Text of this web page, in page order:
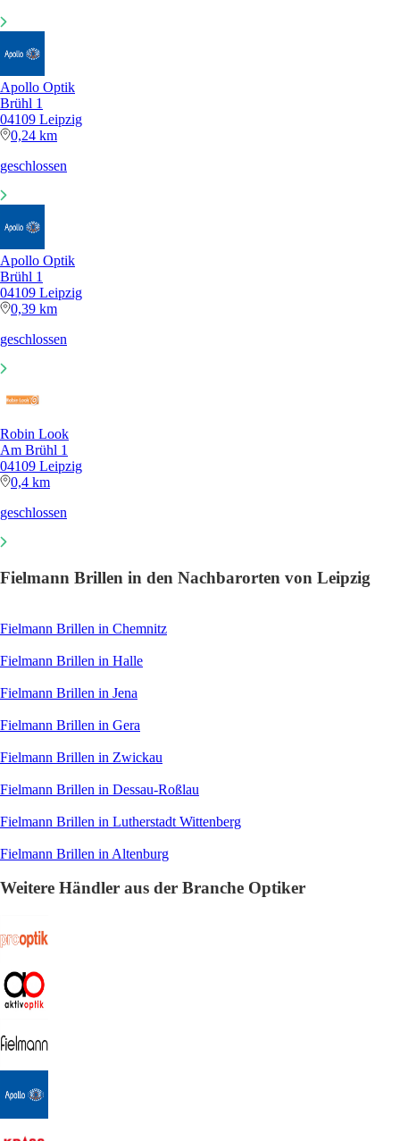
Apollo Optik
Brühl 1
04109 Leipzig
0,24 km
geschlossen
Apollo Optik
Brühl 1
04109 Leipzig
0,39 km
geschlossen
Robin Look
Am Brühl 1
04109 Leipzig
0,4 km
geschlossen
Fielmann Brillen in den Nachbarorten von Leipzig
Fielmann Brillen in Chemnitz
Fielmann Brillen in Halle
Fielmann Brillen in Jena
Fielmann Brillen in Gera
Fielmann Brillen in Zwickau
Fielmann Brillen in Dessau-Roßlau
Fielmann Brillen in Lutherstadt Wittenberg
Fielmann Brillen in Altenburg
Weitere Händler aus der Branche Optiker